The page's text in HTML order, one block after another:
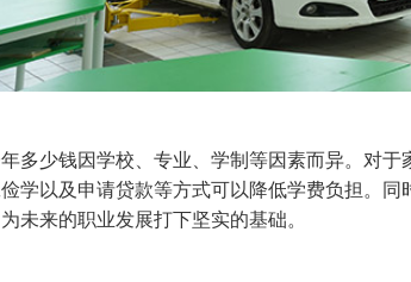
多少钱因学校、专业、学制等因素而异。对
学以及申请贷款等方式可以降低学费负担。
未来的职业发展打下坚实的基础。